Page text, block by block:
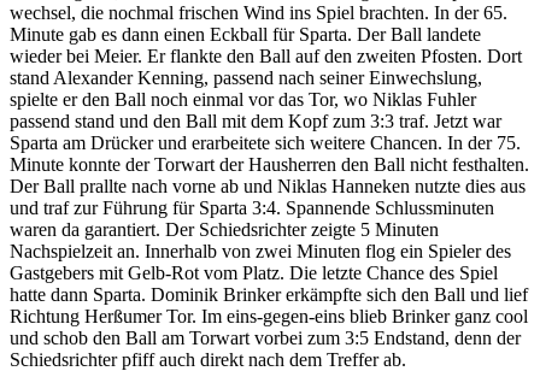
wechsel, die nochmal frischen Wind ins Spiel brachten. In der 65.
Minute gab es dann einen Eckball für Sparta. Der Ball landete
wieder bei Meier. Er flankte den Ball auf den zweiten Pfosten. Dort
stand Alexander Kenning, passend nach seiner Einwechslung,
spielte er den Ball noch einmal vor das Tor, wo Niklas Fuhler
passend stand und den Ball mit dem Kopf zum 3:3 traf. Jetzt war
Sparta am Drücker und erarbeitete sich weitere Chancen. In der 75.
Minute konnte der Torwart der Hausherren den Ball nicht festhalten.
Der Ball prallte nach vorne ab und Niklas Hanneken nutzte dies aus
und traf zur Führung für Sparta 3:4. Spannende Schlussminuten
waren da garantiert. Der Schiedsrichter zeigte 5 Minuten
Nachspielzeit an. Innerhalb von zwei Minuten flog ein Spieler des
Gastgebers mit Gelb-Rot vom Platz. Die letzte Chance des Spiel
hatte dann Sparta. Dominik Brinker erkämpfte sich den Ball und lief
Richtung Herßumer Tor. Im eins-gegen-eins blieb Brinker ganz cool
und schob den Ball am Torwart vorbei zum 3:5 Endstand, denn der
Schiedsrichter pfiff auch direkt nach dem Treffer ab.